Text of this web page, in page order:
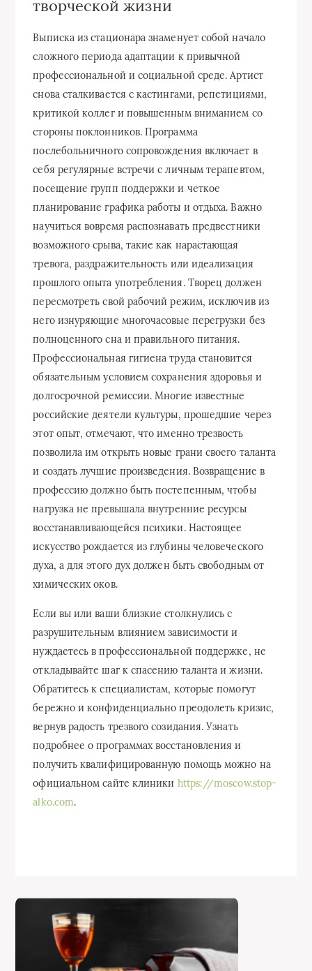
творческой жизни
Выписка из стационара знаменует собой начало
сложного периода адаптации к привычной
профессиональной и социальной среде. Артист
снова сталкивается с кастингами, репетициями,
критикой коллег и повышенным вниманием со
стороны поклонников. Программа
послебольничного сопровождения включает в
себя регулярные встречи с личным терапевтом,
посещение групп поддержки и четкое
планирование графика работы и отдыха. Важно
научиться вовремя распознавать предвестники
возможного срыва, такие как нарастающая
тревога, раздражительность или идеализация
прошлого опыта употребления. Творец должен
пересмотреть свой рабочий режим, исключив из
него изнуряющие многочасовые перегрузки без
полноценного сна и правильного питания.
Профессиональная гигиена труда становится
обязательным условием сохранения здоровья и
долгосрочной ремиссии. Многие известные
российские деятели культуры, прошедшие через
этот опыт, отмечают, что именно трезвость
позволила им открыть новые грани своего таланта
и создать лучшие произведения. Возвращение в
профессию должно быть постепенным, чтобы
нагрузка не превышала внутренние ресурсы
восстанавливающейся психики. Настоящее
искусство рождается из глубины человеческого
духа, а для этого дух должен быть свободным от
химических оков.
Если вы или ваши близкие столкнулись с
разрушительным влиянием зависимости и
нуждаетесь в профессиональной поддержке, не
откладывайте шаг к спасению таланта и жизни.
Обратитесь к специалистам, которые помогут
бережно и конфиденциально преодолеть кризис,
вернув радость трезвого созидания. Узнать
подробнее о программах восстановления и
получить квалифицированную помощь можно на
официальном сайте клиники https://moscow.stop-
alko.com.